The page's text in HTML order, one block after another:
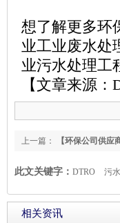
想了解更多环
业工业废水处
业污水处理工
【文章来源：
上一篇： 【环保公司供应
此文关键字： DTRO 污
相关资讯